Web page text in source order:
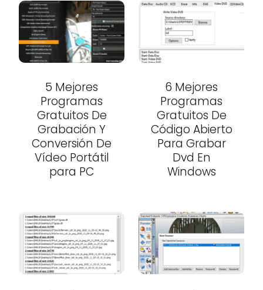
5 Mejores
Programas
Gratuitos De
Grabación Y
Conversión De
Vídeo Portátil
para PC
6 Mejores
Programas
Gratuitos De
Código Abierto
Para Grabar
Dvd En
Windows